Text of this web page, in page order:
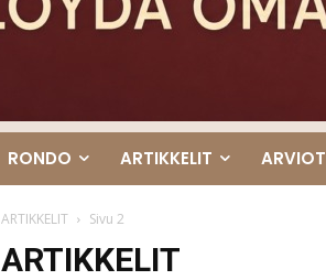
RONDO ARTIKKELIT ARVIOT
ARTIKKELIT Sivu 2
ARTIKKELIT